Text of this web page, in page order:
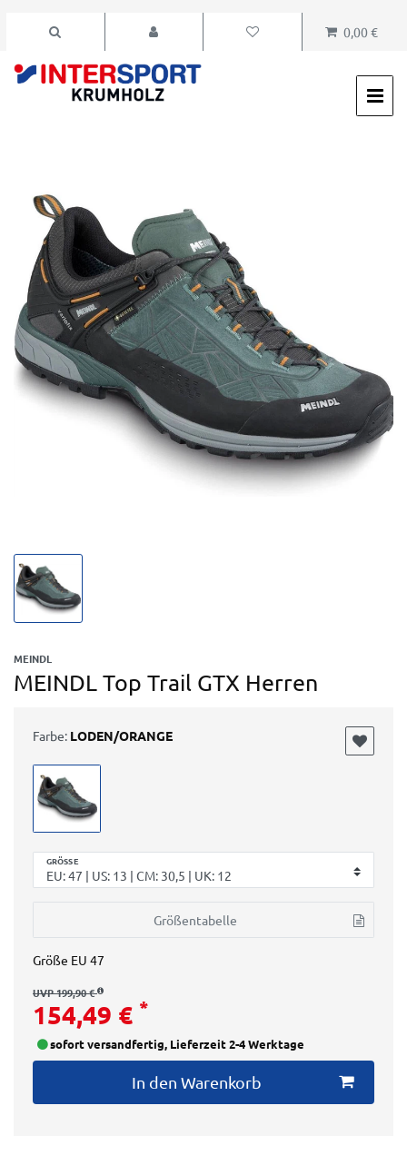
0,00 €
MEINDL
MEINDL Top Trail GTX Herren
GRÖSSE
Größentabelle
Farbe: LODEN/ORANGE
Größe EU 47
UVP 199,90 €
154,49 € *
sofort versandfertig, Lieferzeit 2-4 Werktage
In den Warenkorb